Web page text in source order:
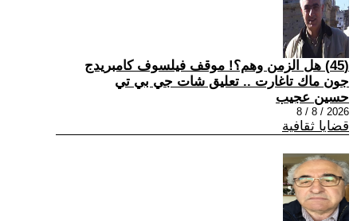
(45) هل الزمن وهم؟! موقف فيلسوف كامبريدج
جون ماك تاغارت .. تعليق شات جي بي تي
حسين عجيب
2026 / 8 / 8
قضايا ثقافية